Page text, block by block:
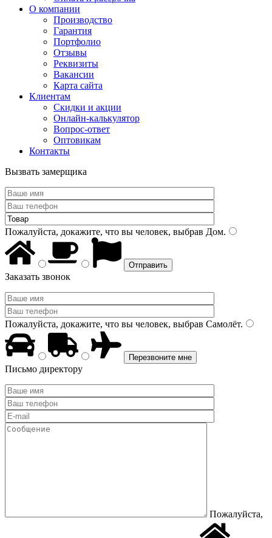
О компании
Производство
Гарантия
Портфолио
Отзывы
Реквизиты
Вакансии
Карта сайта
Клиентам
Скидки и акции
Онлайн-калькулятор
Вопрос-ответ
Оптовикам
Контакты
Вызвать замерщика
Пожалуйста, докажите, что вы человек, выбрав Дом.
Заказать звонок
Пожалуйста, докажите, что вы человек, выбрав Самолёт.
Письмо директору
Пожалуйста,